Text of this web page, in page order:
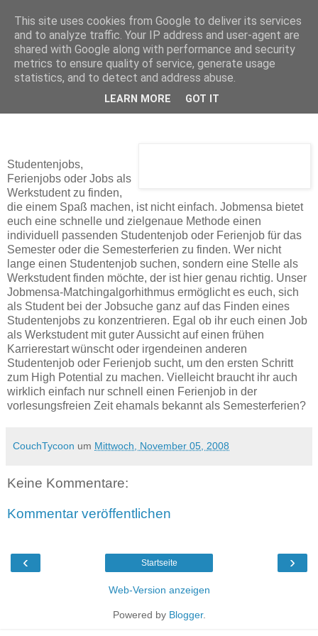
Mittwoch, 5. November 2008
jobmensa.de - Studentenjobs nach
deinem Geschmack
Studentenjobs,
Ferienjobs oder Jobs als
Werkstudent zu finden,
die einem Spaß machen, ist nicht einfach. Jobmensa bietet
euch eine schnelle und zielgenaue Methode einen
individuell passenden Studentenjob oder Ferienjob für das
Semester oder die Semesterferien zu finden. Wer nicht
lange einen Studentenjob suchen, sondern eine Stelle als
Werkstudent finden möchte, der ist hier genau richtig. Unser
Jobmensa-Matchingalgorhithmus ermöglicht es euch, sich
als Student bei der Jobsuche ganz auf das Finden eines
Studentenjobs zu konzentrieren. Egal ob ihr euch einen Job
als Werkstudent mit guter Aussicht auf einen frühen
Karrierestart wünscht oder irgendeinen anderen
Studentenjob oder Ferienjob sucht, um den ersten Schritt
zum High Potential zu machen. Vielleicht braucht ihr auch
wirklich einfach nur schnell einen Ferienjob in der
vorlesungsfreien Zeit ehamals bekannt als Semesterferien?
CouchTycoon um Mittwoch, November 05, 2008
Keine Kommentare:
Kommentar veröffentlichen
‹ ›
Startseite
Web-Version anzeigen
Powered by Blogger.
This site uses cookies from Google to deliver its services
and to analyze traffic. Your IP address and user-agent are
shared with Google along with performance and security
metrics to ensure quality of service, generate usage
statistics, and to detect and address abuse.
LEARN MORE GOT IT